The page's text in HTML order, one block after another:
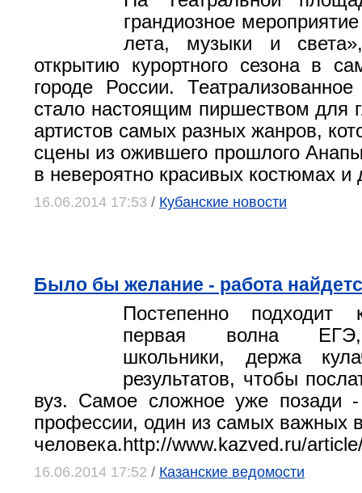
грандиозное
лета, музыки и
открытию курортного сезона в
городе России. Театрализованное
стало настоящим пиршеством для
артистов самых разных жанров,
сцены из ожившего прошлого
в невероятно красивых костюмах и
16.06.2014 17:53 / Кубанские новости
Было бы желание - работа
Постепенно подходит
первая волна
школьники, держа
результатов, чтобы
вуз. Самое сложное уже позади
профессии, один из самых важных
человека.http://www.kazved.ru/
16.06.2014 17:52 / Казанские ведомости